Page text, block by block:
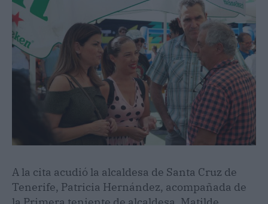
A la cita acudió la alcaldesa de Santa Cruz de
Tenerife, Patricia Hernández, acompañada de